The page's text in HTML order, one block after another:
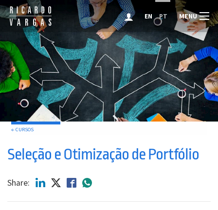
EN PT MENU
← CURSOS
Seleção e Otimização de Portfólio
Share: